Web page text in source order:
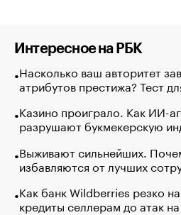
Интересное на РБК
Насколько ваш авторитет
атрибутов престижа? Тест
Казино проиграло. Как ИИ-
разрушают букмекерскую
Выживают сильнейших.
избавляются от лучших
Как банк Wildberries резко
кредиты селлерам до атак